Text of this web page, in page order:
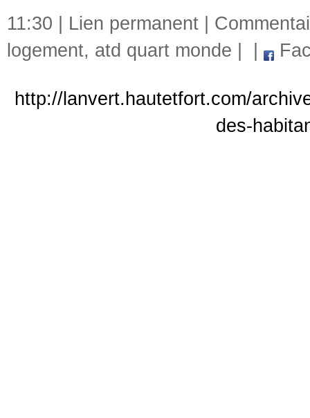
11:30 | Lien permanent
logement, atd quart monde
http://lanvert.hautetfort.com/
des-